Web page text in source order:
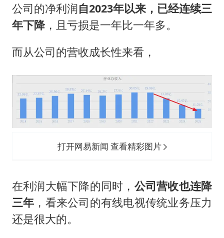
公司的净利润自2023年以来，已经连续三
年下降，且亏损是一年比一年多。
而从公司的营收成长性来看，
打开网易新闻 查看精彩图片
在利润大幅下降的同时， 公司营收也连降
三年 ，看来公司的有线电视传统业务压力
还是很大的。